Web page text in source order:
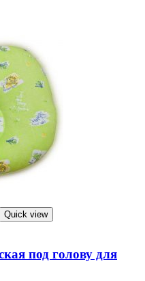
Quick view
под голову для